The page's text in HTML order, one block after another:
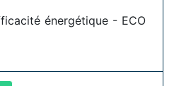
énergétique - ECO